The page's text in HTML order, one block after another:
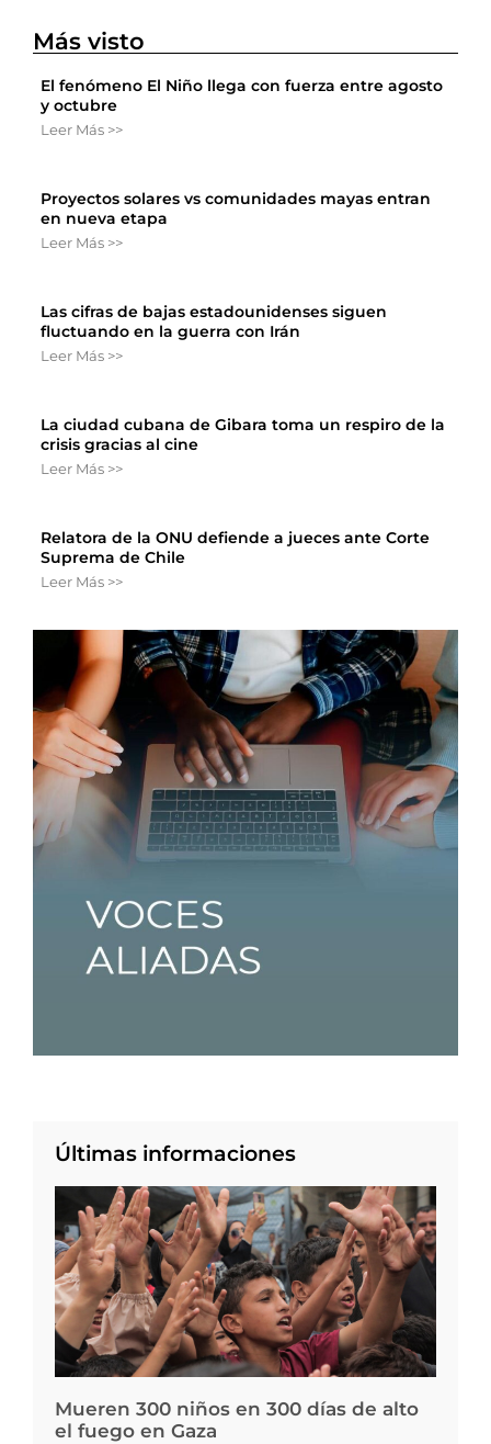
Más visto
El fenómeno El Niño llega con fuerza entre agosto
y octubre
Leer Más >>
Proyectos solares vs comunidades mayas entran
en nueva etapa
Leer Más >>
Las cifras de bajas estadounidenses siguen
fluctuando en la guerra con Irán
Leer Más >>
La ciudad cubana de Gibara toma un respiro de la
crisis gracias al cine
Leer Más >>
Relatora de la ONU defiende a jueces ante Corte
Suprema de Chile
Leer Más >>
Últimas informaciones
Mueren 300 niños en 300 días de alto
el fuego en Gaza